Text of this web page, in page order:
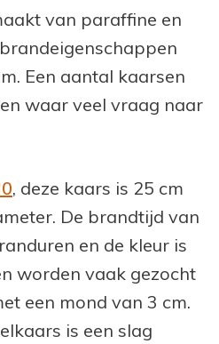
van paraffine en
Een aantal kaarsen
waar veel vraag naar
, deze kaars is 25 cm
De brandtijd van
en de kleur is
worden vaak gezocht
een mond van 3 cm.
is een slag